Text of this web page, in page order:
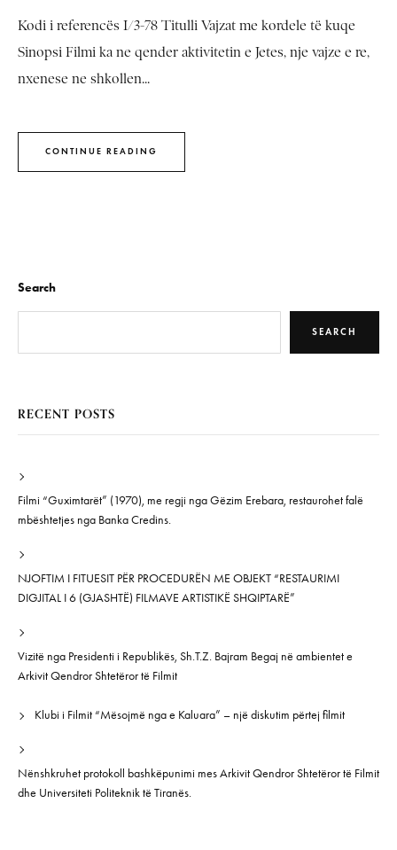
Kodi i referencës I/3-78 Titulli Vajzat me kordele të kuqe
Sinopsi Filmi ka ne qender aktivitetin e Jetes, nje vajze e re,
nxenese ne shkollen...
CONTINUE READING
Search
SEARCH
RECENT POSTS
Filmi “Guximtarët” (1970), me regji nga Gëzim Erebara, restaurohet falë
mbështetjes nga Banka Credins.
NJOFTIM I FITUESIT PËR PROCEDURËN ME OBJEKT “RESTAURIMI
DIGJITAL I 6 (GJASHTË) FILMAVE ARTISTIKË SHQIPTARË”
Vizitë nga Presidenti i Republikës, Sh.T.Z. Bajram Begaj në ambientet e
Arkivit Qendror Shtetëror të Filmit
Klubi i Filmit “Mësojmë nga e Kaluara” – një diskutim përtej filmit
Nënshkruhet protokoll bashkëpunimi mes Arkivit Qendror Shtetëror të Filmit
dhe Universiteti Politeknik të Tiranës.